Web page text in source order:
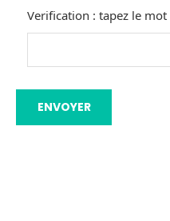
Verification : tapez le mot